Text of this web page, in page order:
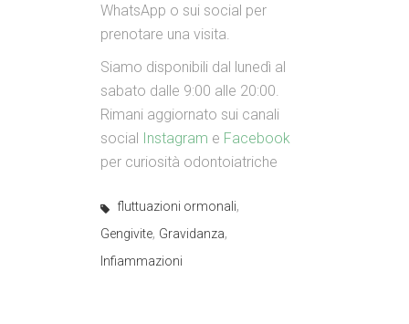
WhatsApp o sui social per
prenotare una visita.
Siamo disponibili dal lunedì al
sabato dalle 9:00 alle 20:00.
Rimani aggiornato sui canali
social Instagram e Facebook
per curiosità odontoiatriche
fluttuazioni ormonali,
Gengivite, Gravidanza,
Infiammazioni